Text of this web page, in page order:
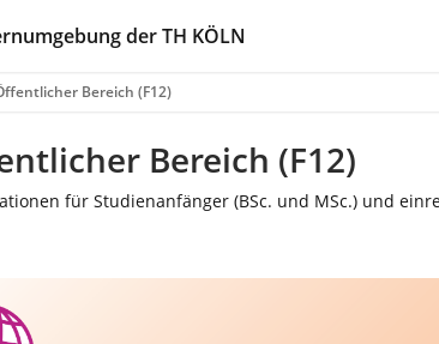
der TH KÖLN
Bereich (F12)
Bereich (F12)
für Studienanfänger (BSc. und MSc.) und